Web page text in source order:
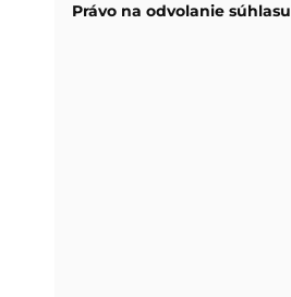
Právo na odvolanie súhlasu